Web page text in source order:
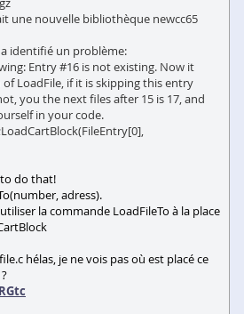
une nouvelle bibliothèque newcc65
identifié un problème:
Entry #16 is not existing. Now it
LoadFile, if it is skipping this entry
you the next files after 15 is 17, and
in your code.
do that!
adress).
la commande LoadFileTo à la place
hélas, je ne vois pas où est placé ce